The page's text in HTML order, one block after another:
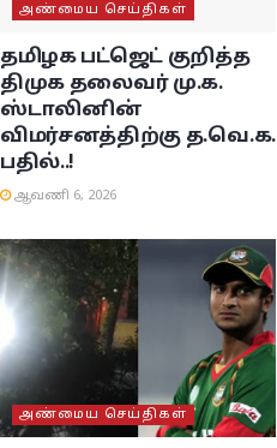
அண்மைய செய்திகள்
தமிழக பட்ஜெட் குறித்த
திமுக தலைவர் மு.க.
ஸ்டாலினின்
விமர்சனத்திற்கு த.வெ.க.
பதில்..!
ஆவணி 6, 2026
அண்மைய செய்திகள்